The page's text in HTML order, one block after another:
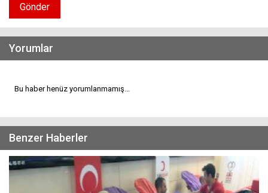
Gönder
Yorumlar
Bu haber henüz yorumlanmamış...
Benzer Haberler